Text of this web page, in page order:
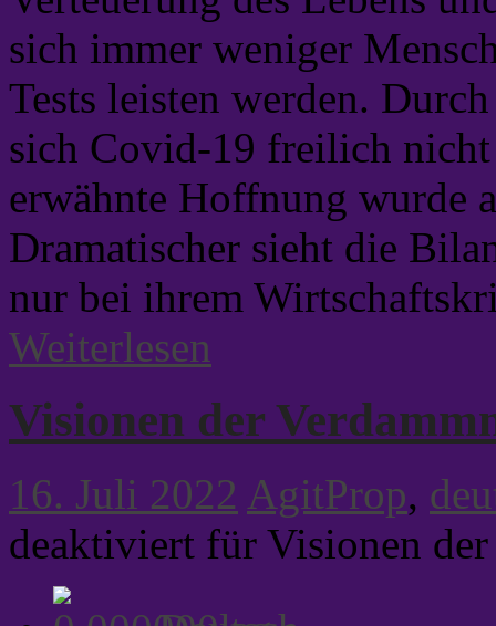
sich immer weniger
Tests leisten werden.
sich Covid-19 freilich nicht
erwähnte Hoffnung wurde
Dramatischer sieht die
nur bei ihrem
Weiterlesen
Visionen der
16. Juli 2022 AgitProp,
deaktiviert für Visionen